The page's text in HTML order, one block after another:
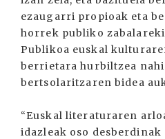
ezaugarri propioak eta
horrek publiko
Publikoa euskal
berrietara hurbiltzea nahi
bertsolaritzaren bidea
“Euskal literaturaren
idazleak oso